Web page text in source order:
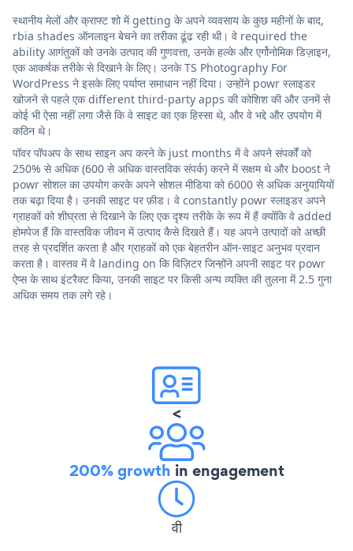
स्थानीय मेलों और क्राफ्ट शो में getting के अपने व्यवसाय के कुछ महीनों के बाद,
rbia shades ऑनलाइन बेचने का तरीका ढूंढ रही थी। वे required the
ability आगंतुकों को उनके उत्पाद की गुणवत्ता, उनके हल्के और एर्गोनोमिक डिज़ाइन,
एक आकर्षक तरीके से दिखाने के लिए। उनके TS Photography For
WordPress ने इसके लिए पर्याप्त समाधान नहीं दिया। उन्होंने powr स्लाइडर
खोजने से पहले एक different third-party apps की कोशिश की और उनमें से
कोई भी ऐसा नहीं लगा जैसे कि वे साइट का एक हिस्सा थे, और वे भद्दे और उपयोग में
कठिन थे।
पॉवर पॉपअप के साथ साइन अप करने के just months में वे अपने संपर्कों को
250% से अधिक (600 से अधिक वास्तविक संपर्क) करने में सक्षम थे और boost ने
powr सोशल का उपयोग करके अपने सोशल मीडिया को 6000 से अधिक अनुयायियों
तक बढ़ा दिया है। उनकी साइट पर फ़ीड। वे constantly powr स्लाइडर अपने
ग्राहकों को शीघ्रता से दिखाने के लिए एक दृश्य तरीके के रूप में हैं क्योंकि वे added
होमपेज हैं कि वास्तविक जीवन में उत्पाद कैसे दिखते हैं। यह अपने उत्पादों को अच्छी
तरह से प्रदर्शित करता है और ग्राहकों को एक बेहतरीन ऑन-साइट अनुभव प्रदान
करता है। वास्तव में वे landing on कि विज़िटर जिन्होंने अपनी साइट पर powr
ऐप्स के साथ इंटरैक्ट किया, उनकी साइट पर किसी अन्य व्यक्ति की तुलना में 2.5 गुना
अधिक समय तक लगे रहे।
<
200% growth in engagement
वी